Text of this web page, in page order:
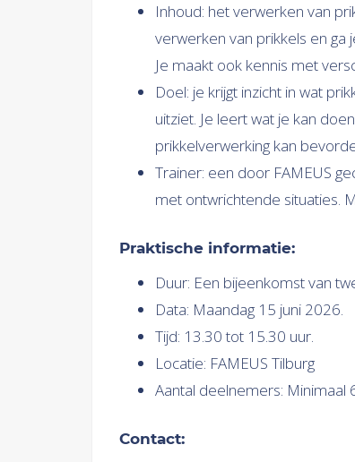
Inhoud: het verwerken van
verwerken van prikkels en
Je maakt ook kennis met
Doel: je krijgt inzicht in wat
uitziet. Je leert wat je kan
prikkelverwerking kan
Trainer: een door FAMEUS
met ontwrichtende situaties.
Praktische informatie:
Duur: Een bijeenkomst van
Data: Maandag 15 juni 2026.
Tijd: 13.30 tot 15.30 uur.
Locatie: FAMEUS Tilburg
Aantal deelnemers: Minimaal
Contact: